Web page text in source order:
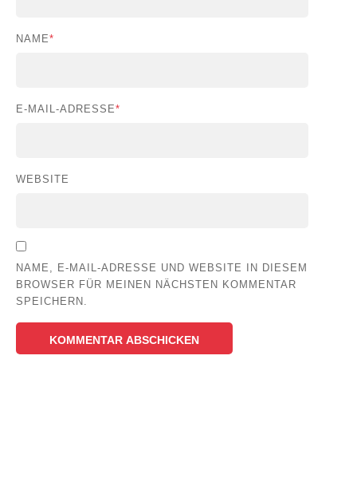
NAME*
E-MAIL-ADRESSE*
WEBSITE
NAME, E-MAIL-ADRESSE UND WEBSITE IN DIESEM
BROWSER FÜR MEINEN NÄCHSTEN KOMMENTAR
SPEICHERN.